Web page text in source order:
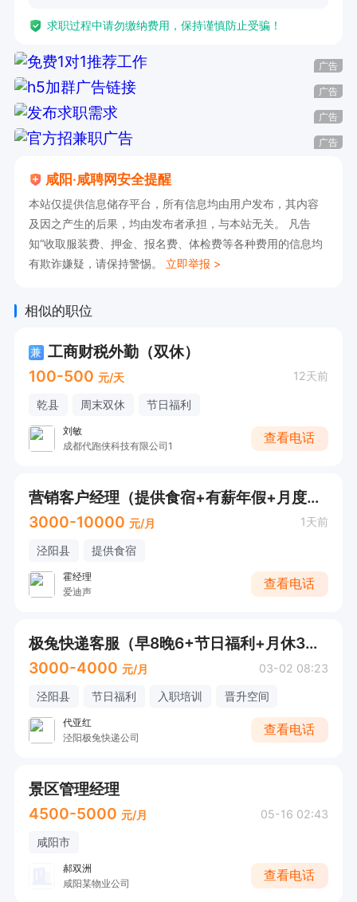
三、作息休假
上班时间：08:10-12:00，13:30-17:40，每日标
准 8 小时工作制，日常不加班，仅偶尔召开简短
晚间例会
休假模式：大小周轮休，月 6 天假；享有法定节
额外福利：年终奖金、节日礼品福利齐全
四、工作内容
挖掘咸阳本地有招聘需求的企业客户，通过电话、
微信推广招聘合作业务，定位企业共享人事角色，
沟通摸排企业招聘痛点与用人需求，跟进洽谈，促
统筹内部资源落地合作，做好客户服务，提升客户
满意度
定期维护老客户，维系长期稳定合作关系，挖掘二
次合作机会
口齿清晰，思维敏捷，善于沟通表达，待人亲和，
具备基础商务交际能力
可适度承受工作压力，有团队意识，敢于挑战业绩
有人力资源、HR、销售类相关从业经历优先录用
应聘须知
有意向投递简历，或直接致电 / 添加微信：13299
008899（手机号同微信）预约面试
高手低稳定性差的求职者，非诚勿扰
求职过程中请勿缴纳费用，保持谨慎防止受骗！
广告
广告
广告
广告
咸阳·咸聘网安全提醒
本站仅提供信息储存平台，所有信息均由用户发布，其内容
及因之产生的后果，均由发布者承担，与本站无关。 凡告
知“收取服装费、押金、报名费、体检费等各种费用的信息均
有欺诈嫌疑，请保持警惕。 立即举报 >
相似的职位
兼 工商财税外勤（双休）
100-500 元/天 12天前
乾县 周末双休 节日福利
刘敏
成都代跑侠科技有限公司1
查看电话
营销客户经理（提供食宿+有薪年假+月度奖金）
3000-10000 元/月 1天前
泾阳县 提供食宿
霍经理
爱迪声
查看电话
极兔快递客服（早8晚6+节日福利+月休3天）
3000-4000 元/月 03-02 08:23
泾阳县 节日福利 入职培训 晋升空间
代亚红
泾阳极兔快递公司
查看电话
景区管理经理
4500-5000 元/月 05-16 02:43
咸阳市
郝双洲
咸阳某物业公司
查看电话